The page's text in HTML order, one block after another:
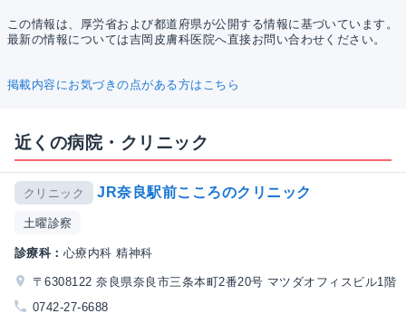
この情報は、厚労省および都道府県が公開する情報に基づいています。
最新の情報については吉岡皮膚科医院へ直接お問い合わせください。
掲載内容にお気づきの点がある方はこちら
近くの病院・クリニック
クリニック JR奈良駅前こころのクリニック
土曜診察
診療科： 心療内科 精神科
〒6308122 奈良県奈良市三条本町2番20号 マツダオフィスビル1階
0742-27-6688